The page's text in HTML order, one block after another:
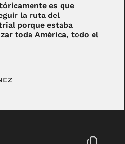
es que
la ruta del
porque estaba
toda América, todo el